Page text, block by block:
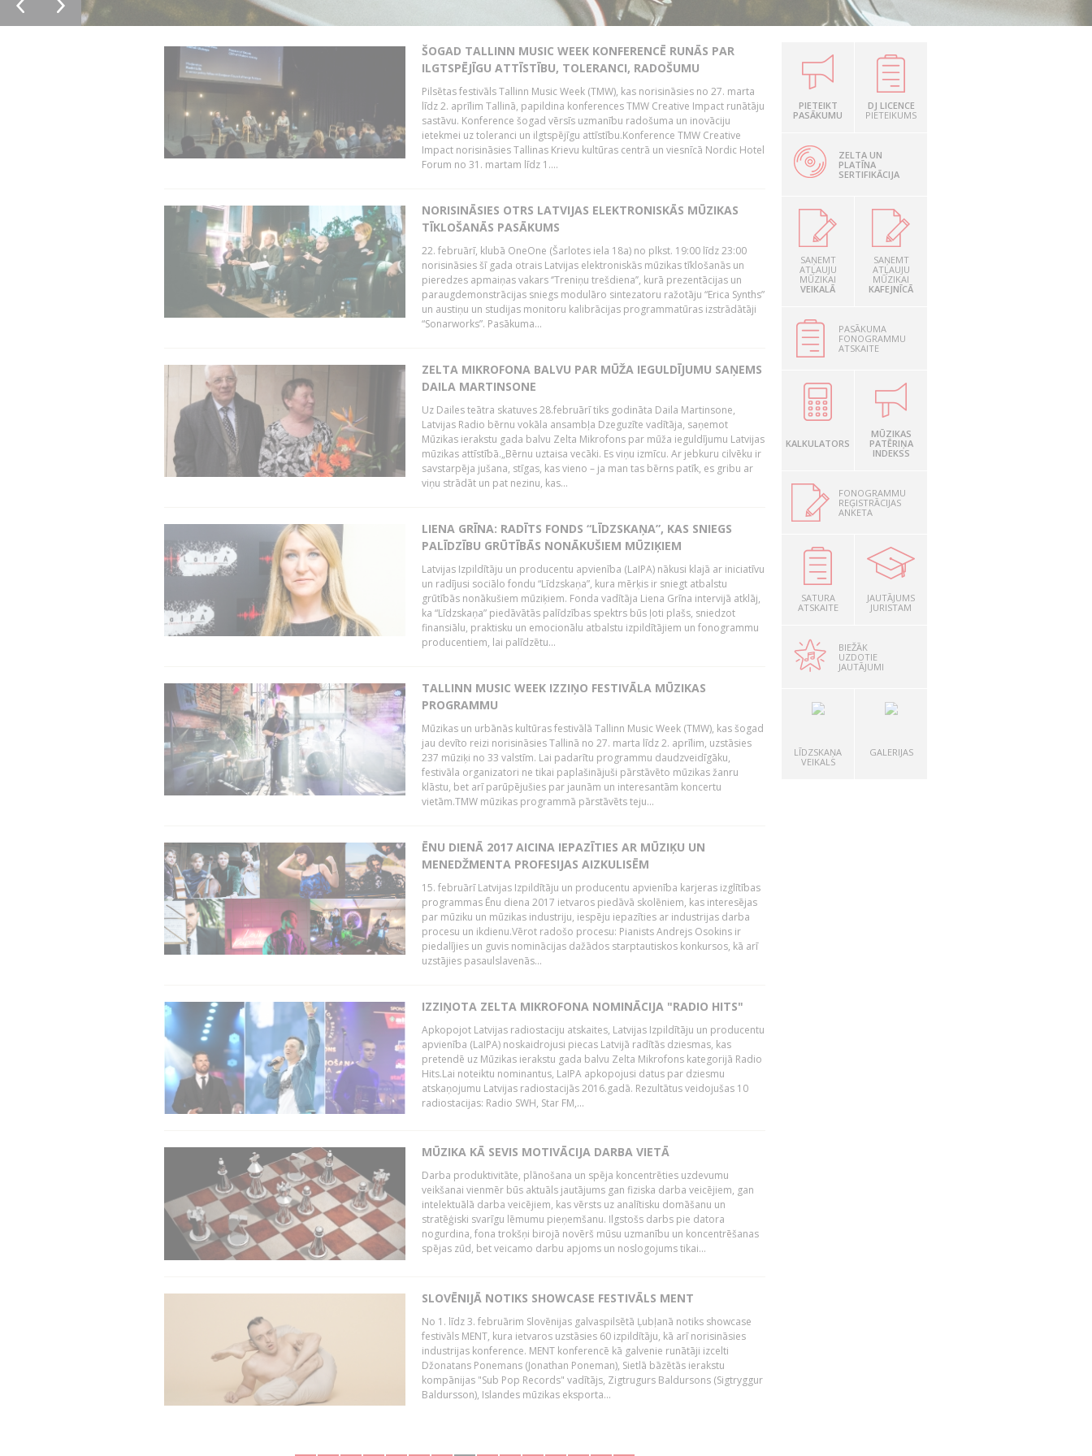
ŠOGAD TALLINN MUSIC WEEK KONFERENCĒ RUNĀS PAR
ILGTSPĒJĪGU ATTĪSTĪBU, TOLERANCI, RADOŠUMU
Pilsētas festivāls Tallinn Music Week (TMW), kas norisināsies no 27. marta
līdz 2. aprīlim Tallinā, papildina konferences TMW Creative Impact runātāju
sastāvu. Konference šogad vērsīs uzmanību radošuma un inovāciju
ietekmei uz toleranci un ilgtspējīgu attīstību.Konference TMW Creative
Impact norisināsies Tallinas Krievu kultūras centrā un viesnīcā Nordic Hotel
Forum no 31. martam līdz 1....
NORISINĀSIES OTRS LATVIJAS ELEKTRONISKĀS MŪZIKAS
TĪKLOŠANĀS PASĀKUMS
22. februārī, klubā OneOne (Šarlotes iela 18a) no plkst. 19:00 līdz 23:00
norisināsies šī gada otrais Latvijas elektroniskās mūzikas tīklošanās un
pieredzes apmaiņas vakars ‘’Treniņu trešdiena’’, kurā prezentācijas un
paraugdemonstrācijas sniegs modulāro sintezatoru ražotāju “Erica Synths”
un austiņu un studijas monitoru kalibrācijas programmatūras izstrādātāji
“Sonarworks”. Pasākuma...
ZELTA MIKROFONA BALVU PAR MŪŽA IEGULDĪJUMU SAŅEMS
DAILA MARTINSONE
Uz Dailes teātra skatuves 28.februārī tiks godināta Daila Martinsone,
Latvijas Radio bērnu vokāla ansambļa Dzeguzīte vadītāja, saņemot
Mūzikas ierakstu gada balvu Zelta Mikrofons par mūža ieguldījumu Latvijas
mūzikas attīstībā.„Bērnu uztaisa vecāki. Es viņu izmīcu. Ar jebkuru cilvēku ir
savstarpēja jušana, stīgas, kas vieno – ja man tas bērns patīk, es gribu ar
viņu strādāt un pat nezinu, kas...
LIENA GRĪNA: RADĪTS FONDS “LĪDZSKAŅA”, KAS SNIEGS
PALĪDZĪBU GRŪTĪBĀS NONĀKUŠIEM MŪZIĶIEM
Latvijas Izpildītāju un producentu apvienība (LaIPA) nākusi klajā ar iniciatīvu
un radījusi sociālo fondu “Līdzskaņa”, kura mērķis ir sniegt atbalstu
grūtībās nonākušiem mūziķiem. Fonda vadītāja Liena Grīna intervijā atklāj,
ka “Līdzskaņa” piedāvātās palīdzības spektrs būs ļoti plašs, sniedzot
finansiālu, praktisku un emocionālu atbalstu izpildītājiem un fonogrammu
producentiem, lai palīdzētu...
TALLINN MUSIC WEEK IZZIŅO FESTIVĀLA MŪZIKAS
PROGRAMMU
Mūzikas un urbānās kultūras festivālā Tallinn Music Week (TMW), kas šogad
jau devīto reizi norisināsies Tallinā no 27. marta līdz 2. aprīlim, uzstāsies
237 mūziķi no 33 valstīm. Lai padarītu programmu daudzveidīgāku,
festivāla organizatori ne tikai paplašinājuši pārstāvēto mūzikas žanru
klāstu, bet arī parūpējušies par jaunām un interesantām koncertu
vietām.TMW mūzikas programmā pārstāvēts teju...
ĒNU DIENĀ 2017 AICINA IEPAZĪTIES AR MŪZIĶU UN
MENEDŽMENTA PROFESIJAS AIZKULISĒM
15. februārī Latvijas Izpildītāju un producentu apvienība karjeras izglītības
programmas Ēnu diena 2017 ietvaros piedāvā skolēniem, kas interesējas
par mūziku un mūzikas industriju, iespēju iepazīties ar industrijas darba
procesu un ikdienu.Vērot radošo procesu: Pianists Andrejs Osokins ir
piedalījies un guvis nominācijas dažādos starptautiskos konkursos, kā arī
uzstājies pasaulslavenās...
IZZIŅOTA ZELTA MIKROFONA NOMINĀCIJA "RADIO HITS"
Apkopojot Latvijas radiostaciju atskaites, Latvijas Izpildītāju un producentu
apvienība (LaIPA) noskaidrojusi piecas Latvijā radītās dziesmas, kas
pretendē uz Mūzikas ierakstu gada balvu Zelta Mikrofons kategorijā Radio
Hits.Lai noteiktu nominantus, LaIPA apkopojusi datus par dziesmu
atskaņojumu Latvijas radiostacijās 2016.gadā. Rezultātus veidojušas 10
radiostacijas: Radio SWH, Star FM,...
MŪZIKA KĀ SEVIS MOTIVĀCIJA DARBA VIETĀ
Darba produktivitāte, plānošana un spēja koncentrēties uzdevumu
veikšanai vienmēr būs aktuāls jautājums gan fiziska darba veicējiem, gan
intelektuālā darba veicējiem, kas vērsts uz analītisku domāšanu un
stratēģiski svarīgu lēmumu pieņemšanu. Ilgstošs darbs pie datora
nogurdina, fona trokšņi birojā novērš mūsu uzmanību un koncentrēšanas
spējas zūd, bet veicamo darbu apjoms un noslogojums tikai...
SLOVĒNIJĀ NOTIKS SHOWCASE FESTIVĀLS MENT
No 1. līdz 3. februārim Slovēnijas galvaspilsētā Ļubļanā notiks showcase
festivāls MENT, kura ietvaros uzstāsies 60 izpildītāju, kā arī norisināsies
industrijas konference. MENT konferencē kā galvenie runātāji izcelti
Džonatans Ponemans (Jonathan Poneman), Sietlā bāzētās ierakstu
kompānijas "Sub Pop Records" vadītājs, Zigtrugurs Baldursons (Sigtryggur
Baldursson), Islandes mūzikas eksporta...
PIETEIKT
PASĀKUMU
DJ LICENCE
PIETEIKUMS
ZELTA UN
PLATĪNA
SERTIFIKĀCIJA
SAŅEMT
ATĻAUJU
MŪZIKAI
VEIKALĀ
SAŅEMT
ATĻAUJU
MŪZIKAI
KAFEJNĪCĀ
PASĀKUMA
FONOGRAMMU
ATSKAITE
KALKULATORS
MŪZIKAS
PATĒRIŅA
INDEKSS
FONOGRAMMU
REĢISTRĀCIJAS
ANKETA
SATURA
ATSKAITE
JAUTĀJUMS
JURISTAM
BIEŽĀK
UZDOTIE
JAUTĀJUMI
LĪDZSKAŅA
VEIKALS
GALERIJAS